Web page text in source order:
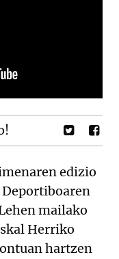
edizio
mailako
Herriko
hartzen